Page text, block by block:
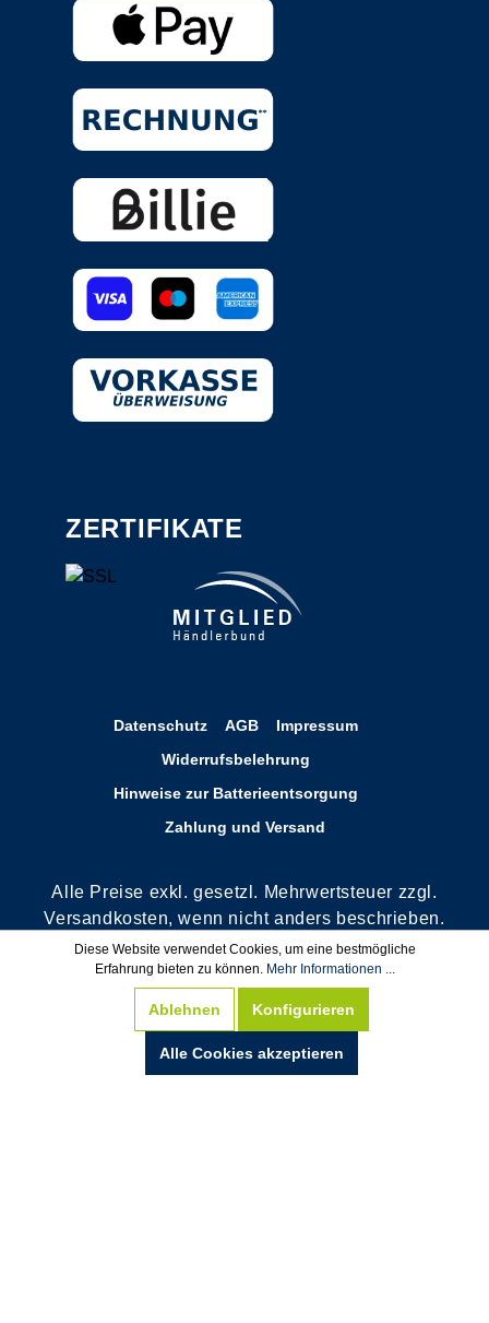
ZERTIFIKATE
Datenschutz AGB
Impressum
Widerrufsbelehrung
Hinweise zur Batterieentsorgung
Zahlung und Versand
Alle Preise exkl. gesetzl. Mehrwertsteuer zzgl.
Versandkosten, wenn nicht anders beschrieben.
**Rechnungskauf nur für Bestandskunden oder
nach positiver Bonitätsauskunft. Wir behalten
***Von der Gratisartikel Berechnung
ausgeschlossen.
Diese Website verwendet Cookies, um eine bestmögliche
Erfahrung bieten zu können. Mehr Informationen ...
Ablehnen Konfigurieren
Alle Cookies akzeptieren